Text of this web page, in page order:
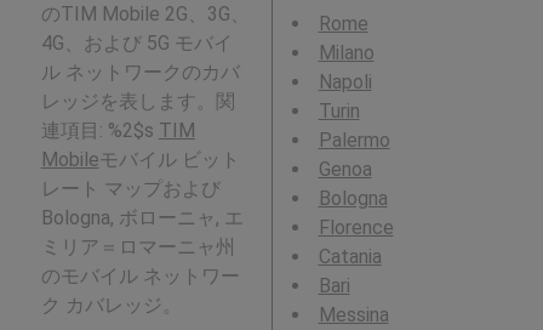
のTIM Mobile 2G、3G、
4G、および 5G モバイ
ル ネットワークのカバ
レッジを表します。関
連項目: %2$s TIM
Mobileモバイル ビット
レート マップおよび
Bologna, ボローニャ, エ
ミリア＝ロマーニャ州
のモバイル ネットワー
ク カバレッジ。
Rome
Milano
Napoli
Turin
Palermo
Genoa
Bologna
Florence
Catania
Bari
Messina